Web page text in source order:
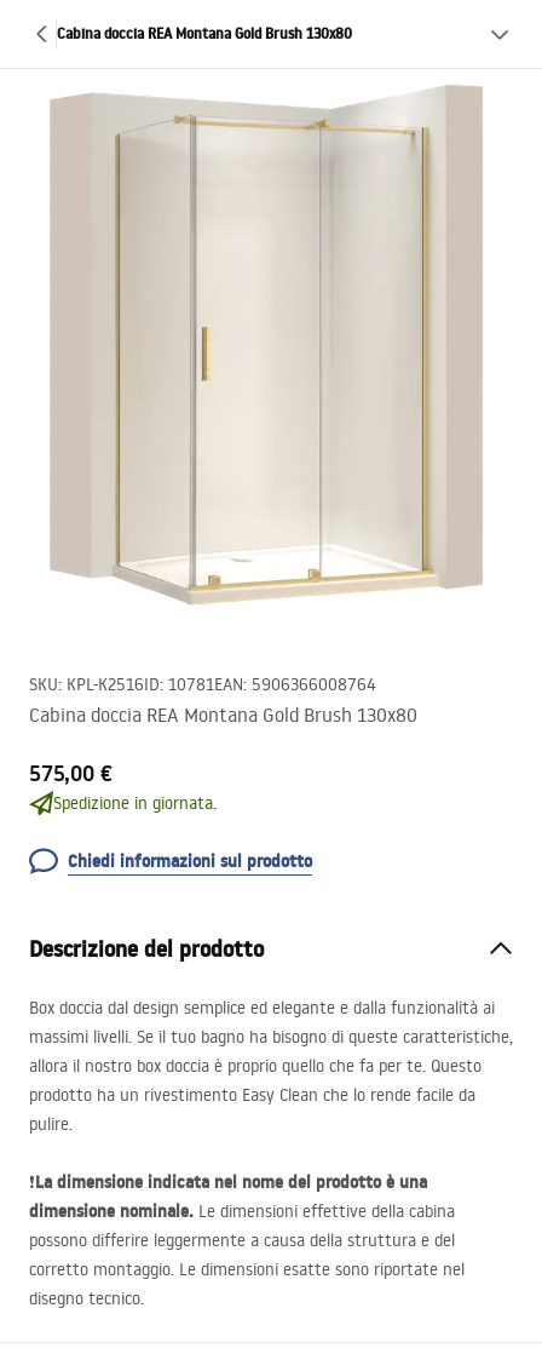
Cabina doccia REA Montana Gold Brush 130x80
SKU: KPL-K2516ID: 10781EAN: 5906366008764
Cabina doccia REA Montana Gold Brush 130x80
575,00 €
Spedizione in giornata.
Chiedi informazioni sul prodotto
Descrizione del prodotto
Box doccia dal design semplice ed elegante e dalla funzionalità ai
massimi livelli. Se il tuo bagno ha bisogno di queste caratteristiche,
allora il nostro box doccia è proprio quello che fa per te. Questo
prodotto ha un rivestimento Easy Clean che lo rende facile da
pulire.
❗La dimensione indicata nel nome del prodotto è una
dimensione nominale. Le dimensioni effettive della cabina
possono differire leggermente a causa della struttura e del
corretto montaggio. Le dimensioni esatte sono riportate nel
disegno tecnico.